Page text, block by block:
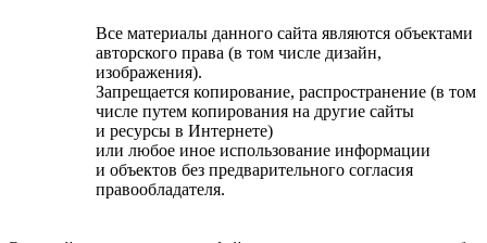
Все материалы данного сайта являются объектами
авторского права (в том числе дизайн,
изображения).
Запрещается копирование, распространение (в том
числе путем копирования на другие сайты
и ресурсы в Интернете)
или любое иное использование информации
и объектов без предварительного согласия
правообладателя.